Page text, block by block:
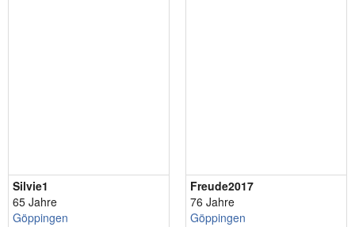
Silvie1
65 Jahre
Göppingen
Freude2017
76 Jahre
Göppingen